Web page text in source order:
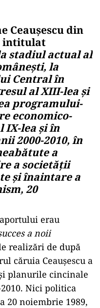
Ceauşescu din
intitulat
stadiul actual al
la
Central în
al XIII-lea şi
programului-
economico-
IX-lea şi în
2000-2010, în
a
a societăţii
şi înaintare a
20
erau
a noii
realizări de după
căruia Ceauşescu a
planurile cincinale
Nici politica
20 noiembrie 1989,